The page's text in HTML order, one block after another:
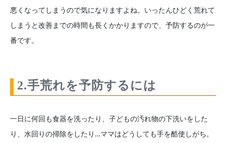
悪くなってしまうので気になりますよね。いったんひどく荒れて
しまうと改善までの時間も長くかかりますので、予防するのが一
番です。
2.手荒れを予防するには
一日に何回も食器を洗ったり、子どもの汚れ物の下洗いをした
り、水回りの掃除をしたり…ママはどうしても手を酷使しがち。